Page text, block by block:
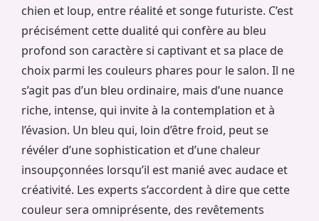
chien et loup, entre réalité et songe futuriste. C’est
précisément cette dualité qui confère au bleu
profond son caractère si captivant et sa place de
choix parmi les couleurs phares pour le salon. Il ne
s’agit pas d’un bleu ordinaire, mais d’une nuance
riche, intense, qui invite à la contemplation et à
l’évasion. Un bleu qui, loin d’être froid, peut se
révéler d’une sophistication et d’une chaleur
insoupçonnées lorsqu’il est manié avec audace et
créativité. Les experts s’accordent à dire que cette
couleur sera omniprésente, des revêtements